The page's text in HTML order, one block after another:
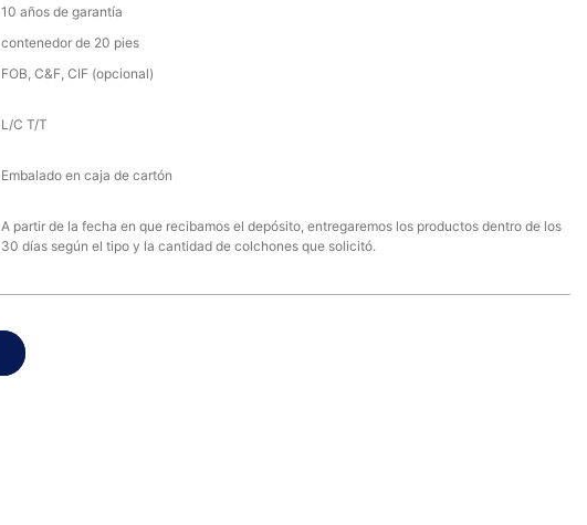
10 años de garantía
contenedor de 20 pies
FOB, C&F, CIF (opcional)
L/C T/T
Embalado en caja de cartón
A partir de la fecha en que recibamos el depósito, entregaremos los productos dentro de los
30 días según el tipo y la cantidad de colchones que solicitó.